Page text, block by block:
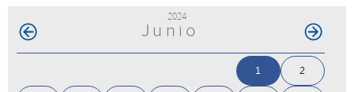
2024
Junio
1 2